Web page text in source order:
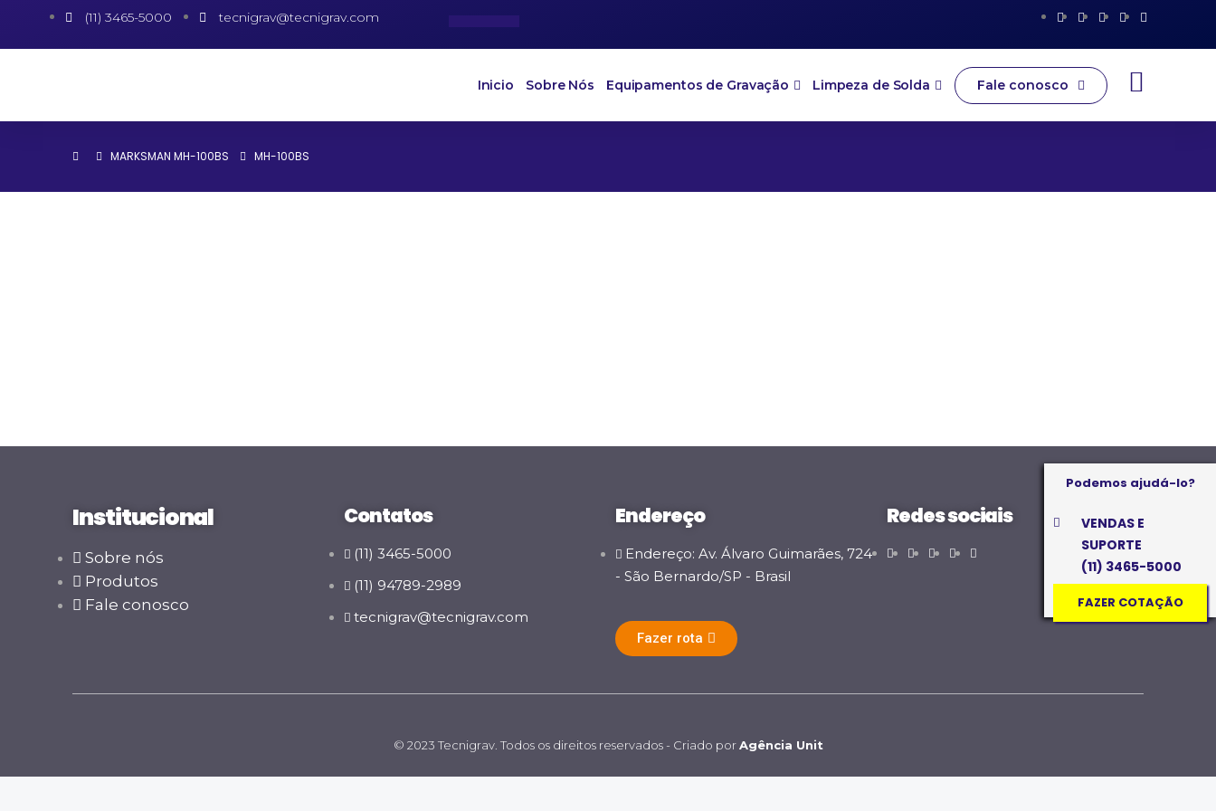
(11) 3465-5000 tecnigrav@tecnigrav.com
Inicio Sobre Nós Equipamentos de Gravação Limpeza de Solda Fale conosco
MARKSMAN MH-100BS MH-100BS
Institucional
Sobre nós
Produtos
Fale conosco
Contatos
(11) 3465-5000
(11) 94789-2989
tecnigrav@tecnigrav.com
Endereço
Endereço: Av. Álvaro Guimarães, 724
- São Bernardo/SP - Brasil
Fazer rota
Redes sociais
Podemos ajudá-lo?
VENDAS E
SUPORTE
(11) 3465-5000
FAZER COTAÇÃO
© 2023 Tecnigrav. Todos os direitos reservados - Criado porAgência Unit